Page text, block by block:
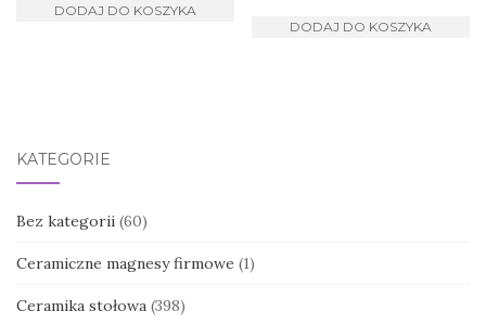
DODAJ DO KOSZYKA
DODAJ DO KOSZYKA
KATEGORIE
Bez kategorii (60)
Ceramiczne magnesy firmowe (1)
Ceramika stołowa (398)